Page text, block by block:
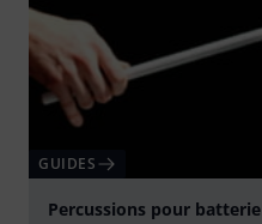
GUIDES
Percussions pour batterie